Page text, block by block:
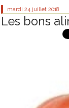
mardi 24 juillet 2018
Les bons